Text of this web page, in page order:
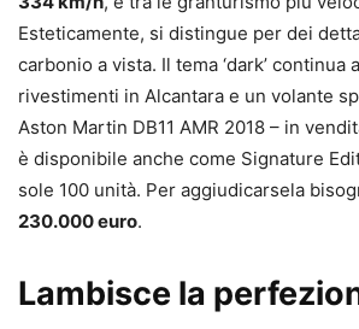
Esteticamente, si distingue per dei
carbonio a vista. Il tema ‘dark’ continua
rivestimenti in Alcantara e un volante
Aston Martin DB11 AMR 2018 – in
è disponibile anche come Signature
sole 100 unità. Per aggiudicarsela
230.000 euro.
Lambisce la